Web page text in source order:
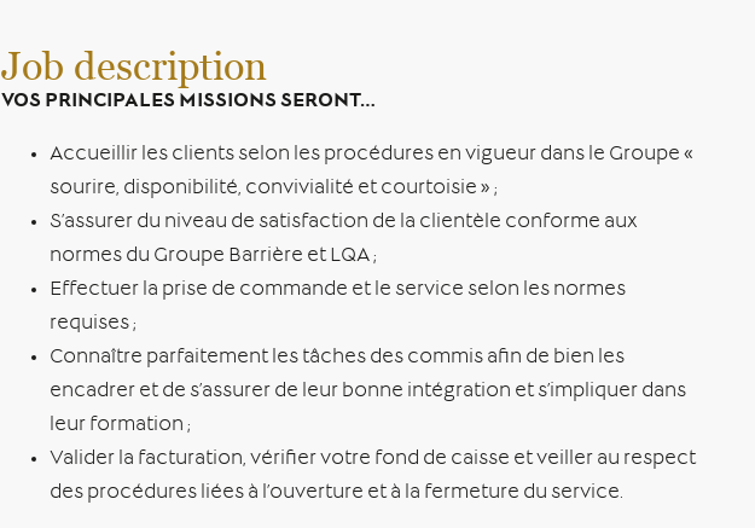
Job description
VOS PRINCIPALES MISSIONS SERONT…
Accueillir les clients selon les procédures en vigueur dans le Groupe «
sourire, disponibilité, convivialité et courtoisie » ;
S’assurer du niveau de satisfaction de la clientèle conforme aux
normes du Groupe Barrière et LQA ;
Effectuer la prise de commande et le service selon les normes
requises ;
Connaître parfaitement les tâches des commis afin de bien les
encadrer et de s’assurer de leur bonne intégration et s’impliquer dans
leur formation ;
Valider la facturation, vérifier votre fond de caisse et veiller au respect
des procédures liées à l’ouverture et à la fermeture du service.